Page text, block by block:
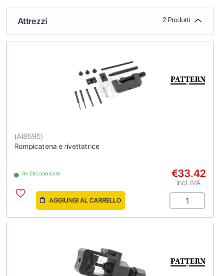
Attrezzi 2 Prodotti
Rompicatena e rivettatrice
(AI8595)
4+ Disponibile €33.42
Incl. IVA
AGGIUNGI AL CARRELLO